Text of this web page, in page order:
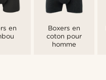
en
Boxers en
coton pour
homme